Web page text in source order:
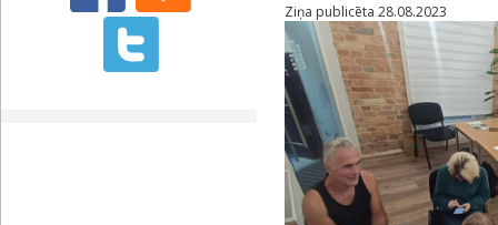
Ziņa publicēta 28.08.2023